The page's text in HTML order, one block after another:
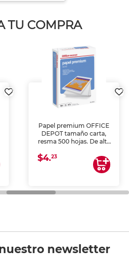
TU COMPRA
Papel premium OFFICE
DEPOT tamaño carta,
resma 500 hojas. De alta
uniforme, ideal para
impresoras de inyección
de tinta y láser,
general de oficina.
$4.23
newsletter